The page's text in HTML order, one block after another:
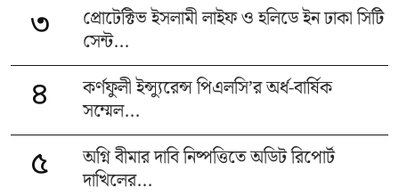
৩
প্রোটেক্টিভ ইসলামী লাইফ ও হলিডে ইন ঢাকা সিটি
সেন্ট...
৪
কর্ণফুলী ইন্স্যুরেন্স পিএলসি’র অর্ধ-বার্ষিক
সম্মেল...
৫
অগ্নি বীমার দাবি নিষ্পত্তিতে অডিট রিপোর্ট
দাখিলের...